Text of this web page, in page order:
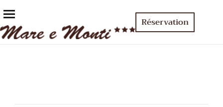
Réservation